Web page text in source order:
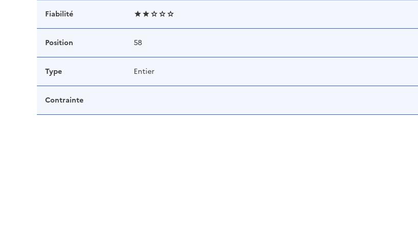
Fiabilité
Position 58
Type Entier
Contrainte